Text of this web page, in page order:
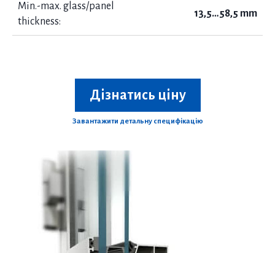
Min.-max. glass/panel
thickness:
13,5…58,5 mm
Дізнатись ціну
Завантажити детальну специфікацію